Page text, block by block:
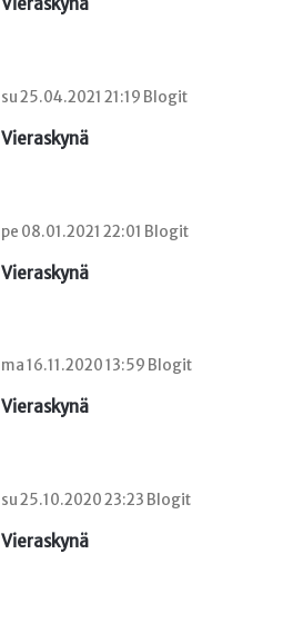
su 25.04.2021 21:19 Blogit
Vieraskynä
pe 08.01.2021 22:01 Blogit
Vieraskynä
ma 16.11.2020 13:59 Blogit
Vieraskynä
su 25.10.2020 23:23 Blogit
Vieraskynä